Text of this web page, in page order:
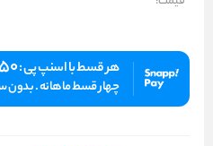
هر قسط با اسنپ پی :
چهار قسط ماهانه .